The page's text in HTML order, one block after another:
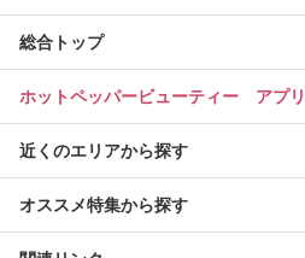
総合トップ
ホットペッパービューティー アプ
近くのエリアから探す
オススメ特集から探す